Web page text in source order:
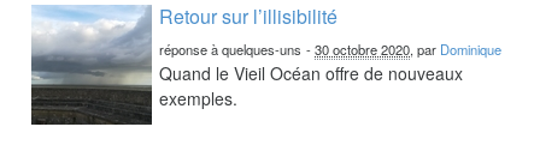
Retour sur l’illisibilité
réponse à quelques-uns -30 octobre 2020, par Dominique
Quand le Vieil Océan offre de nouveaux
exemples.